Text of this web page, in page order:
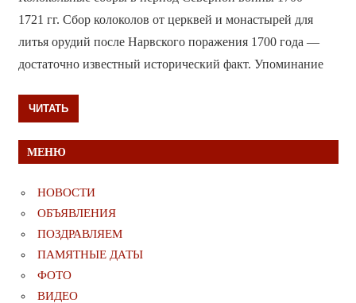
1721 гг. Сбор колоколов от церквей и монастырей для
литья орудий после Нарвского поражения 1700 года —
достаточно известный исторический факт. Упоминание
ЧИТАТЬ
МЕНЮ
НОВОСТИ
ОБЪЯВЛЕНИЯ
ПОЗДРАВЛЯЕМ
ПАМЯТНЫЕ ДАТЫ
ФОТО
ВИДЕО